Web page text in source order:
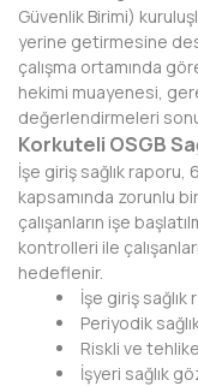
ÇORUM
DENİZLİ
DİYARBAKIR
DÜZCE
EDİRNE
ELAZIĞ
ERZİNCAN
Güvenlik Birimi)
yerine getirmesine
çalışma ortamında
hekimi muayenesi,
değerlendirmeleri
Korkuteli OSGB
İşe giriş sağlık raporu,
kapsamında zorunlu
çalışanların işe
kontrolleri ile
hedeflenir.
İşe giriş sağlık
Periyodik
Riskli ve
İşyeri sağlık